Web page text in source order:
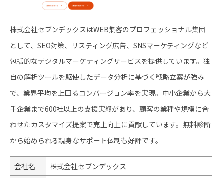
株式会社セブンデックスはWEB集客のプロフェッショナル集団
として、SEO対策、リスティング広告、SNSマーケティングなど
包括的なデジタルマーケティングサービスを提供しています。独
自の解析ツールを駆使したデータ分析に基づく戦略立案が強み
で、業界平均を上回るコンバージョン率を実現。中小企業から大
手企業まで600社以上の支援実績があり、顧客の業種や規模に合
わせたカスタマイズ提案で売上向上に貢献しています。無料診断
から始められる親身なサポート体制も好評です。
会社名
株式会社セブンデックス